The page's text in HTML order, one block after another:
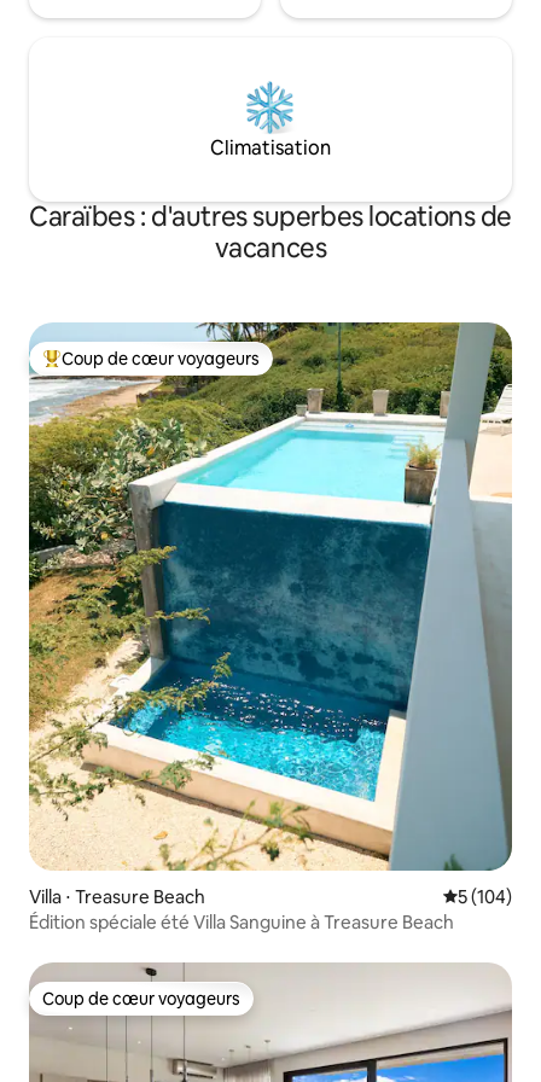
Climatisation
Caraïbes : d'autres superbes locations de
vacances
Coups de cœur voyageurs les plus appréciés
Coup de cœur voyageurs
Villa ⋅ Treasure Beach Évaluation
5 (104)
Édition spéciale été Villa Sanguine à Treasure Beach
Coup de cœur voyageurs
Coup de cœur voyageurs